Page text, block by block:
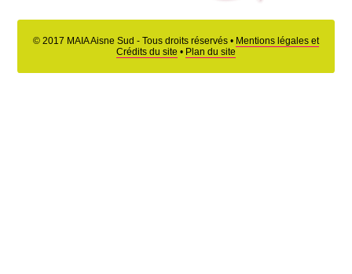
Accès Partenaires
© 2017 MAIA Aisne Sud - Tous droits réservés • Mentions légales et
Crédits du site • Plan du site